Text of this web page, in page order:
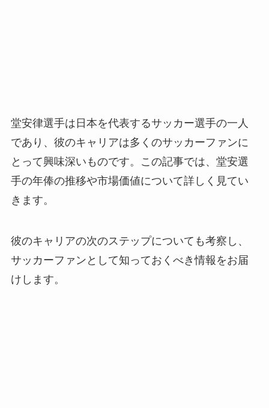
堂安律選手は日本を代表するサッカー選手の一人
であり、彼のキャリアは多くのサッカーファンに
とって興味深いものです。この記事では、堂安選
手の年俸の推移や市場価値について詳しく見てい
きます。
彼のキャリアの次のステップについても考察し、
サッカーファンとして知っておくべき情報をお届
けします。